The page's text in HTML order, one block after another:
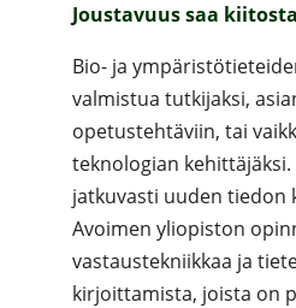
Joustavuus saa
Bio- ja
valmistua tutkijaksi,
opetustehtäviin, tai
teknologian kehittäjäksi.
jatkuvasti uuden tiedon
Avoimen yliopiston
vastaustekniikkaa ja
kirjoittamista, joista on